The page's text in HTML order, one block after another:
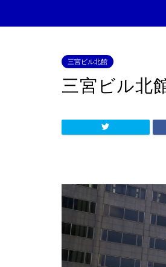
三宮ビル北館
三宮ビル北